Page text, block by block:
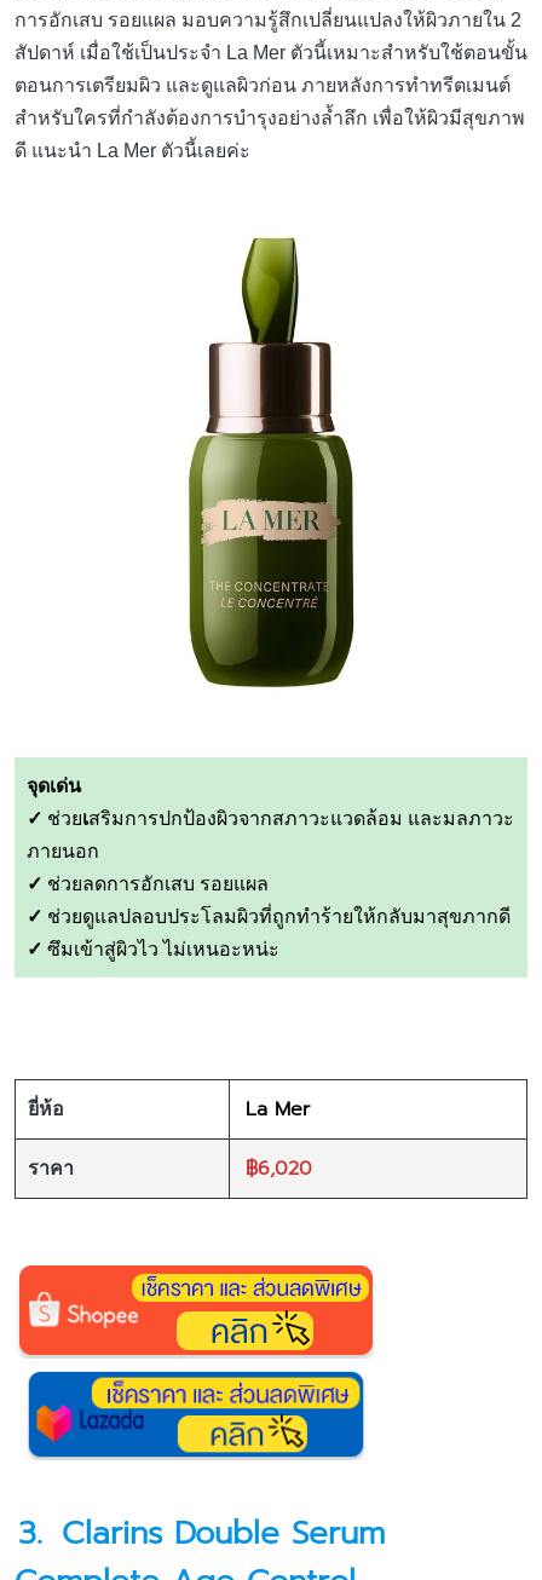
การอักเสบ รอยแผล มอบความรู้สึกเปลี่ยนแปลงให้ผิวภายใน 2
สัปดาห์ เมื่อใช้เป็นประจำ La Mer ตัวนี้เหมาะสำหรับใช้ตอนขั้น
ตอนการเตรียมผิว และดูแลผิวก่อน ภายหลังการทำทรีตเมนต์
สำหรับใครที่กำลังต้องการบำรุงอย่างล้ำลึก เพื่อให้ผิวมีสุขภาพ
ดี แนะนำ La Mer ตัวนี้เลยค่ะ
จุดเด่น
✓ ช่วยเสริมการปกป้องผิวจากสภาวะแวดล้อม และมลภาวะ
ภายนอก
✓ ช่วยลดการอักเสบ รอยแผล
✓ ช่วยดูแลปลอบประโลมผิวที่ถูกทำร้ายให้กลับมาสุขภากดี
✓ ซึมเข้าสู่ผิวไว ไม่เหนอะหน่ะ
ยี่ห้อ La Mer
ราคา ฿6,020
3. Clarins Double Serum